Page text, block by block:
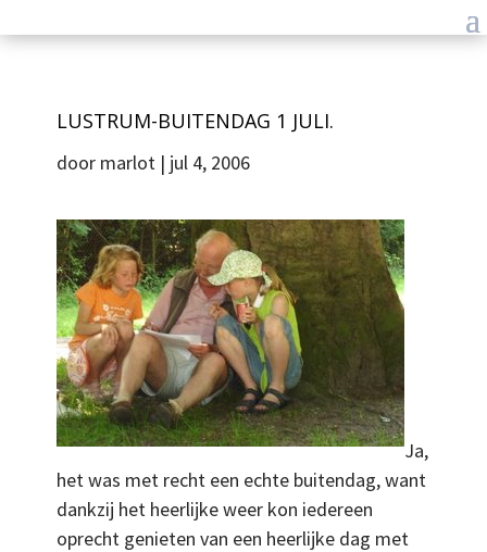
LUSTRUM-BUITENDAG 1 JULI.
door marlot| jul 4, 2006
Ja,
het was met recht een echte buitendag, want
dankzij het heerlijke weer kon iedereen
oprecht genieten van een heerlijke dag met